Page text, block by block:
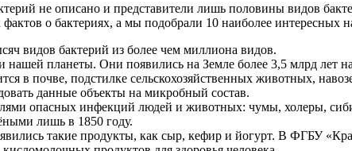
не описано и представители лишь половины видов
о бактериях, а мы подобрали 10 наиболее интересных
видов бактерий из более чем миллиона видов.
нашей планеты. Они появились на Земле более 3,5 млрд лет
в почве, подстилке сельскохозяйственных животных,
данные объекты на микробный состав.
опасных инфекций людей и животных: чумы, холеры,
лишь в 1850 году.
такие продукты, как сыр, кефир и йогурт. В ФГБУ